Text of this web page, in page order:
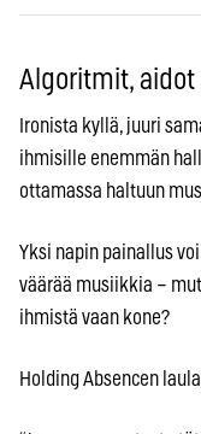
Algoritmit,
Ironista kyllä, juuri
ihmisille enemmän
ottamassa haltuun
Yksi napin painallus
väärää musiikkia –
ihmistä vaan kone?
Holding Absencen